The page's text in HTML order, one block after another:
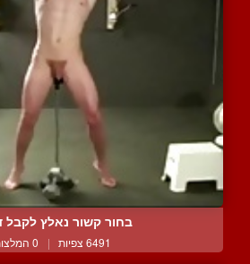
בחור קשור נאלץ לקבל
6491 צפיות | 0 המלצות